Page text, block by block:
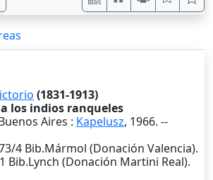
(1831-1913)
los indios ranqueles
Aires : Kapelusz, 1966. --
4 Bib.Mármol (Donación Valencia).
Bib.Lynch (Donación Martini Real).